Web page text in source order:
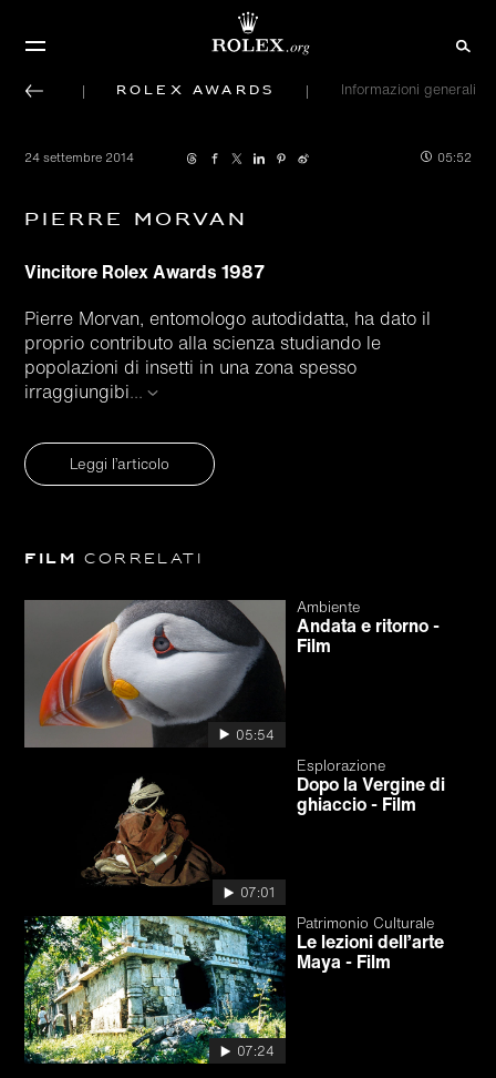
Rolex Awards Informazioni generali
24 settembre 2014 05:52
Pierre Morvan
Vincitore Rolex Awards 1987
Pierre Morvan, entomologo autodidatta, ha dato il
proprio contributo alla scienza studiando le
popolazioni di insetti in una zona spesso
irraggiungibi...
Leggi l’articolo
Film correlati
05:54
Ambiente
Andata e ritorno -
Film
07:01
Esplorazione
Dopo la Vergine di
ghiaccio - Film
07:24
Patrimonio Culturale
Le lezioni dell’arte
Maya - Film